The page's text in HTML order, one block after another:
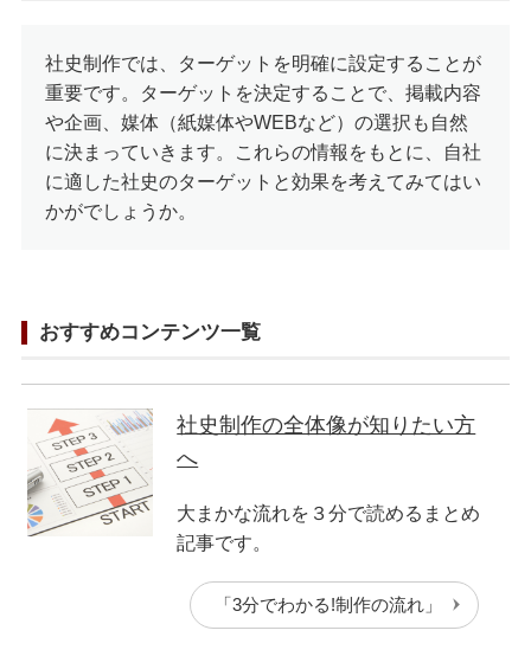
社史制作では、ターゲットを明確に設定することが
重要です。ターゲットを決定することで、掲載内容
や企画、媒体（紙媒体やWEBなど）の選択も自然
に決まっていきます。これらの情報をもとに、自社
に適した社史のターゲットと効果を考えてみてはい
かがでしょうか。
おすすめコンテンツ一覧
社史制作の全体像が知りたい方
へ
大まかな流れを３分で読めるまとめ
記事です。
「3分でわかる!制作の流れ」